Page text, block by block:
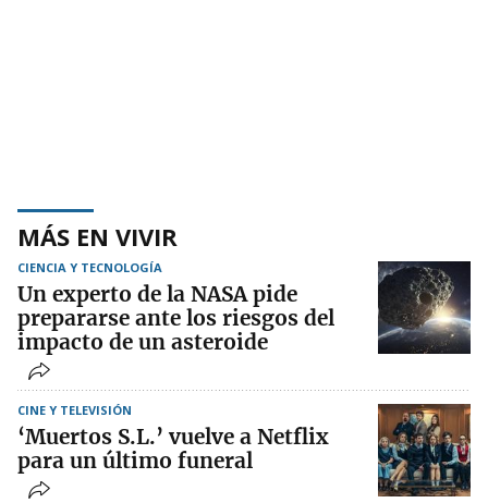
MÁS EN VIVIR
CIENCIA Y TECNOLOGÍA
Un experto de la NASA pide
prepararse ante los riesgos del
impacto de un asteroide
CINE Y TELEVISIÓN
‘Muertos S.L.’ vuelve a Netflix
para un último funeral